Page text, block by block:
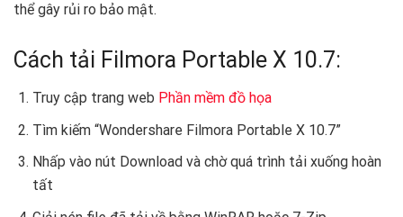
thể gây rủi ro bảo mật.
Cách tải Filmora Portable X 10.7:
Truy cập trang web Phần mềm đồ họa
Tìm kiếm “Wondershare Filmora Portable X 10.7”
Nhấp vào nút Download và chờ quá trình tải xuống hoàn
tất